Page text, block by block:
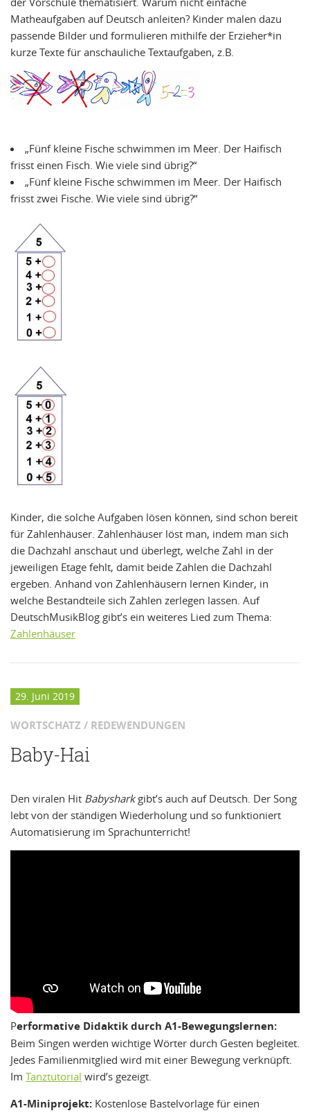
Matheaufgaben auf Deutsch anleiten? Kinder malen dazu
passende Bilder und formulieren mithilfe der Erzieher*in
kurze Texte für anschauliche Textaufgaben, z.B.
„Fünf kleine Fische schwimmen im Meer. Der Haifisch
frisst einen Fisch. Wie viele sind übrig?“
„Fünf kleine Fische schwimmen im Meer. Der Haifisch
frisst zwei Fische. Wie viele sind übrig?“
Kinder, die solche Aufgaben lösen können, sind schon bereit
für Zahlenhäuser. Zahlenhäuser löst man, indem man sich
die Dachzahl anschaut und überlegt, welche Zahl in der
jeweiligen Etage fehlt, damit beide Zahlen die Dachzahl
ergeben. Anhand von Zahlenhäusern lernen Kinder, in
welche Bestandteile sich Zahlen zerlegen lassen. Auf
DeutschMusikBlog gibt’s ein weiteres Lied zum Thema:
Zahlenhäuser
29. Juni 2019
WORTSCHATZ / REDEWENDUNGEN
Baby-Hai
Den viralen Hit Babyshark gibt’s auch auf Deutsch. Der Song
lebt von der ständigen Wiederholung und so funktioniert
Automatisierung im Sprachunterricht!
Performative Didaktik durch A1-Bewegungslernen:
Beim Singen werden wichtige Wörter durch Gesten begleitet.
Jedes Familienmitglied wird mit einer Bewegung verknüpft.
Im Tanztutorial wird’s gezeigt.
A1-Miniprojekt: Kostenlose Bastelvorlage für einen